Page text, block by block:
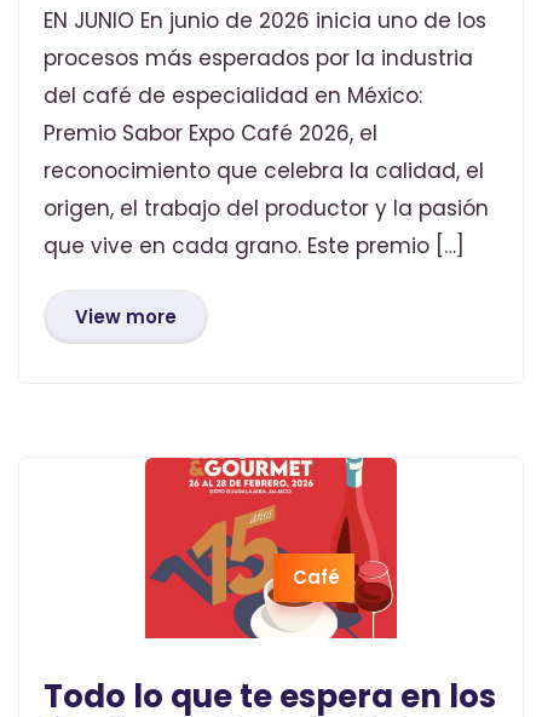
EN JUNIO En junio de 2026 inicia uno de los
procesos más esperados por la industria
del café de especialidad en México:
Premio Sabor Expo Café 2026, el
reconocimiento que celebra la calidad, el
origen, el trabajo del productor y la pasión
que vive en cada grano. Este premio […]
View more
Café
Todo lo que te espera en los